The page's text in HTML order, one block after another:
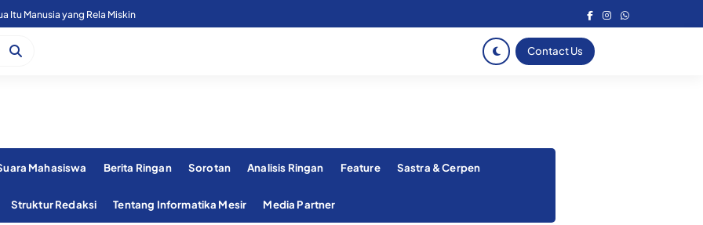
Itu Manusia yang Rela Miskin
Contact Us
Mahasiswa Berita Ringan Sorotan Analisis Ringan Feature Sastra & Cerpen
Struktur Redaksi Tentang Informatika Mesir Media Partner